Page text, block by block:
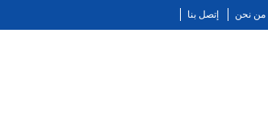
من نحن إتصل بنا